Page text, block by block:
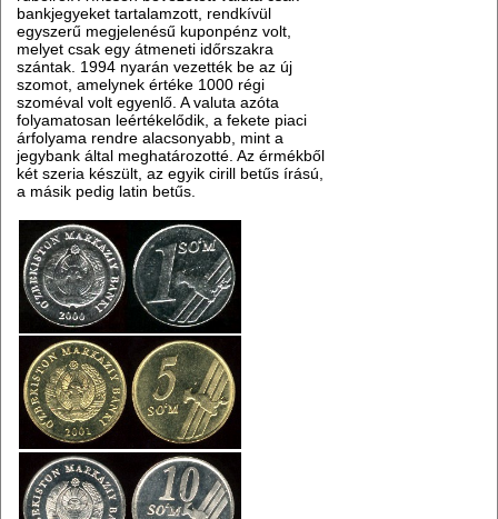
bankjegyeket tartalamzott, rendkívül
egyszerű megjelenésű kuponpénz volt,
melyet csak egy átmeneti időrszakra
szántak. 1994 nyarán vezették be az új
szomot, amelynek értéke 1000 régi
szoméval volt egyenlő. A valuta azóta
folyamatosan leértékelődik, a fekete piaci
árfolyama rendre alacsonyabb, mint a
jegybank által meghatározotté. Az érmékből
két szeria készült, az egyik cirill betűs írású,
a másik pedig latin betűs.